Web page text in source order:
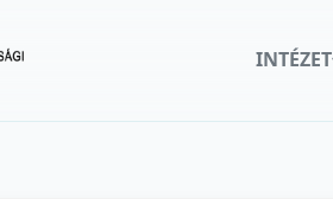
INTÉZET